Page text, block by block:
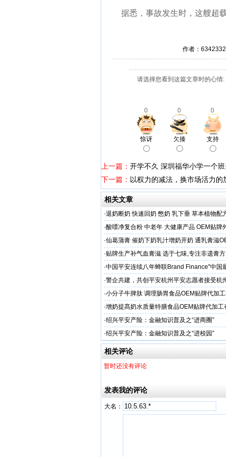
据悉，事故发生时，这艘超
作者：
请选择您看到这篇文章时的心情:
0 0 0
惊讶 欠揍 支持
上一篇： 开学不久 深圳福华小学一个
下一篇： 以权力的减法，换市场活力的
相关文章
·退奶断奶 快速回奶 憋奶 乳下垂 草本植物配
·酸嘌净复合粉 中老年 大健康产品 OEM贴牌
·仙葛蒲膏 催奶下奶乳汁增奶开奶 通乳膏滋
家
·贴牌生产补气血膏滋 选于七味,专注非遗膏
·中国平安连续八年蝉联Brand Finance"中国
品牌"
·警企共建，共创平安杭州平安志愿者接受杭
人才专项培训
·小分子牛脾肽 调理肠胃食品OEM贴牌代加
厂家
·增奶提髙奶水质量特膳食品OEM贴牌代加工
家
·绍兴平安产险：金融知识普及之“进商圈”
·绍兴平安产险：金融知识普及之“进校园”
相关评论
暂时还没有评论
发表我的评论
大名：